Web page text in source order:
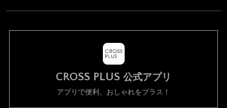
CROSS PLUS 公式アプリ
アプリで便利、おしゃれをプラス！